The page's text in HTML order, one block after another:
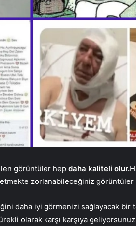
görüntüler hep daha kaliteli olur.
zorlanabileceğiniz görüntüler
daha iyi görmenizi sağlayacak bir
olarak karşı karşıya geliyorsunuz.